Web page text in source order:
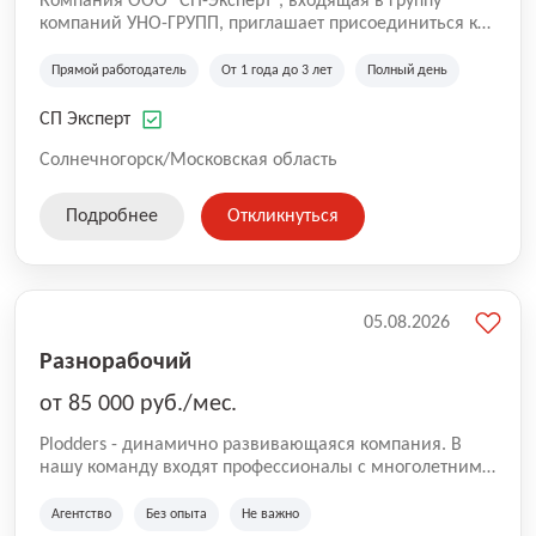
компаний УНО-ГРУПП, приглашает присоединиться к
работаем на рынке с 2005 года и оказываем комплекс
зданий из гибридных модульных блоков свободной
гибридно-модульного строительства.
Прямой работодатель От 1 года до 3 лет Полный день
СП Эксперт
Солнечногорск/Московская область
Подробнее Откликнуться
Разнорабочий
от 85 000 руб./мес.
Plodders - динамично развивающаяся компания. В
нашу команду входят профессионалы с многолетним
на рынке аутсорсинга, а накопленный опыт позволяют
Агентство Без опыта Не важно
05.08.2026